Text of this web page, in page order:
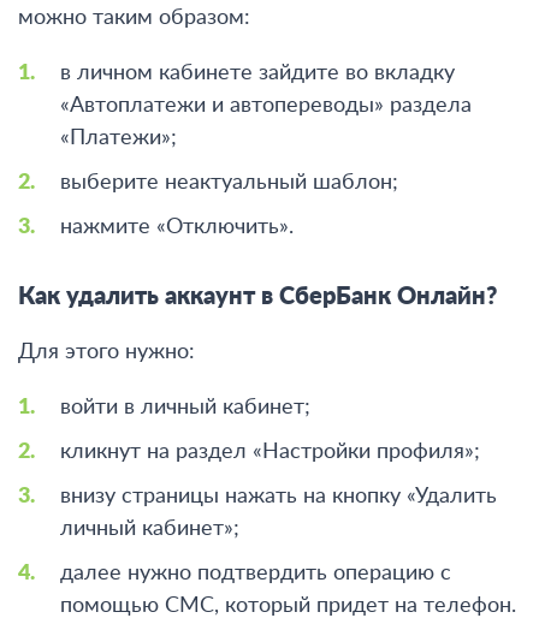
можно таким образом:
в личном кабинете зайдите во вкладку
«Автоплатежи и автопереводы» раздела
«Платежи»;
выберите неактуальный шаблон;
нажмите «Отключить».
Как удалить аккаунт в СберБанк Онлайн?
Для этого нужно:
войти в личный кабинет;
кликнут на раздел «Настройки профиля»;
внизу страницы нажать на кнопку «Удалить
личный кабинет»;
далее нужно подтвердить операцию с
помощью СМС, который придет на телефон.